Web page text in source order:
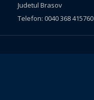
Judetul Brasov
Telefon: 0040 368 415760